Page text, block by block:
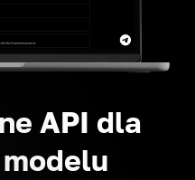
API dla